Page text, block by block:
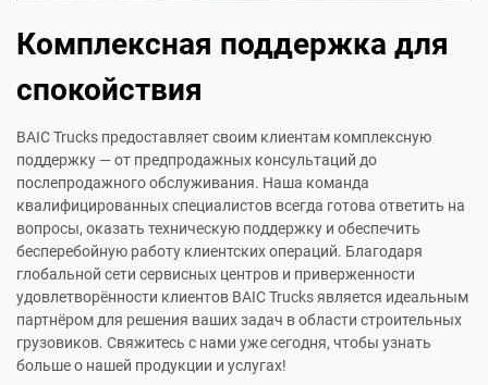
Комплексная поддержка для
спокойствия
BAIC Trucks предоставляет своим клиентам комплексную
поддержку — от предпродажных консультаций до
послепродажного обслуживания. Наша команда
квалифицированных специалистов всегда готова ответить на
вопросы, оказать техническую поддержку и обеспечить
бесперебойную работу клиентских операций. Благодаря
глобальной сети сервисных центров и приверженности
удовлетворённости клиентов BAIC Trucks является идеальным
партнёром для решения ваших задач в области строительных
грузовиков. Свяжитесь с нами уже сегодня, чтобы узнать
больше о нашей продукции и услугах!